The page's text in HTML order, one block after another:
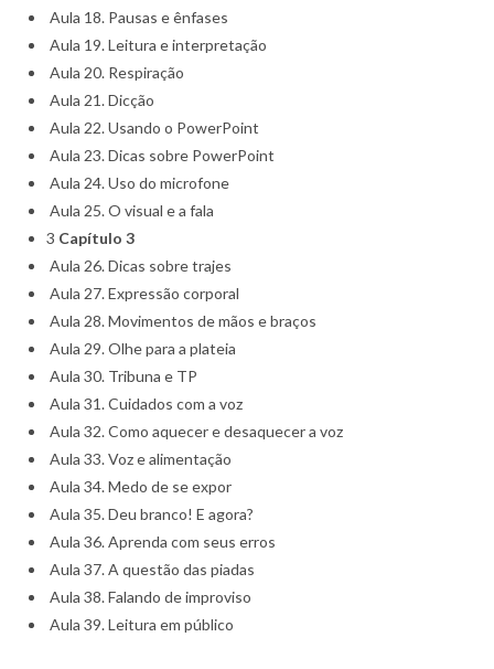
Aula 18. Pausas e ênfases
Aula 19. Leitura e interpretação
Aula 20. Respiração
Aula 21. Dicção
Aula 22. Usando o PowerPoint
Aula 23. Dicas sobre PowerPoint
Aula 24. Uso do microfone
Aula 25. O visual e a fala
3 Capítulo 3
Aula 26. Dicas sobre trajes
Aula 27. Expressão corporal
Aula 28. Movimentos de mãos e braços
Aula 29. Olhe para a plateia
Aula 30. Tribuna e TP
Aula 31. Cuidados com a voz
Aula 32. Como aquecer e desaquecer a voz
Aula 33. Voz e alimentação
Aula 34. Medo de se expor
Aula 35. Deu branco! E agora?
Aula 36. Aprenda com seus erros
Aula 37. A questão das piadas
Aula 38. Falando de improviso
Aula 39. Leitura em público